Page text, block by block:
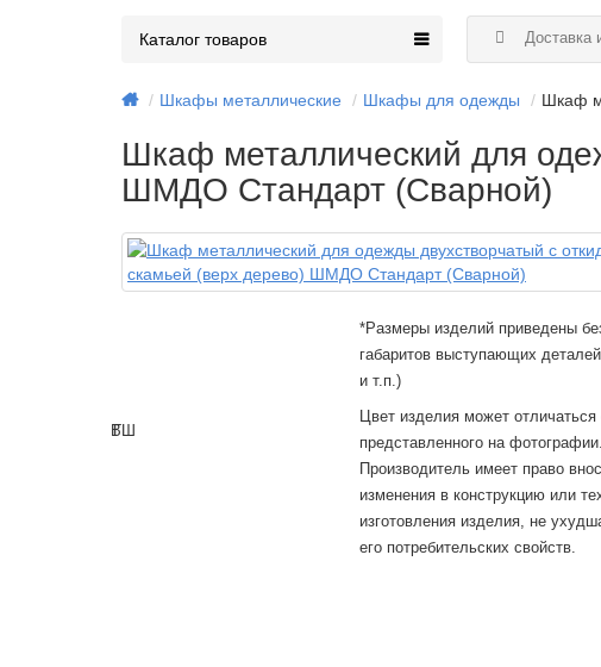
Доставка
Каталог товаров
Шкафы металлические Шкафы для одежды Шкаф
Шкаф металлический для
ШМДО Стандарт (Сварной)
Ш
В
Г
*Размеры изделий приведены
габаритов выступающих
и т.п.)
Цвет изделия может отличаться
представленного на фотографии.
Производитель имеет право
изменения в конструкцию или
изготовления изделия, не
его потребительских свойств.